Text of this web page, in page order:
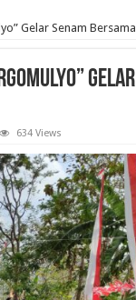
Gelar Senam Bersama
Gelar
634 Views